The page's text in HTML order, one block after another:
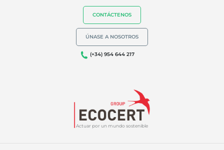
Actuar por un mundo sostenible
CONTÁCTENOS
ÚNASE A NOSOTROS
(+34) 954 644 217